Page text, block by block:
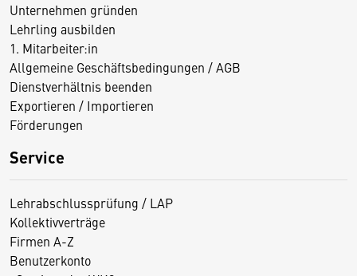
Unternehmen gründen
Lehrling ausbilden
1. Mitarbeiter:in
Allgemeine Geschäftsbedingungen / AGB
Dienstverhältnis beenden
Exportieren / Importieren
Förderungen
Service
Lehrabschlussprüfung / LAP
Kollektivverträge
Firmen A-Z
Benutzerkonto